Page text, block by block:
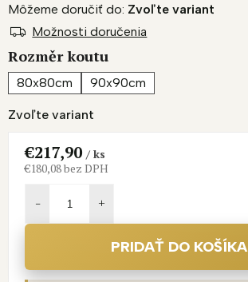
Zvoľte variant
Môžeme doručiť do: Zvoľte variant
Možnosti doručenia
Rozměr koutu
80x80cm 90x90cm
€217,90/ ks
€180,08 bez DPH
PRIDAŤ DO KOŠÍKA